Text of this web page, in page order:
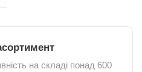
на складі понад 600